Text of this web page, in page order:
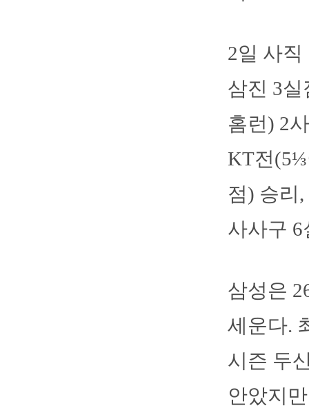
2일 사
삼진 3실
홈런) 2
KT전(5⅓
점) 승리
사사구
삼성은
세운다.
시즌 두
안았지